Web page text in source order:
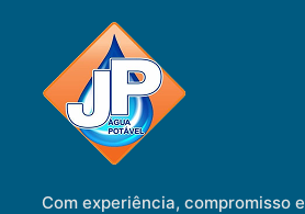
Com experiência, compromisso e